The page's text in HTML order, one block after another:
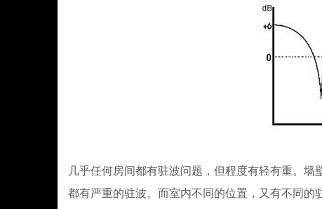
几乎任何房间都有驻波问题，但程度有轻有重。
都有严重的驻波。而室内不同的位置，又有不同